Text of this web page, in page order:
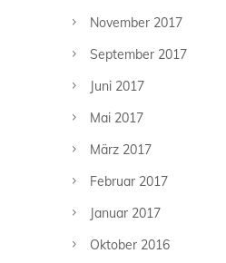
November 2017
September 2017
Juni 2017
Mai 2017
März 2017
Februar 2017
Januar 2017
Oktober 2016